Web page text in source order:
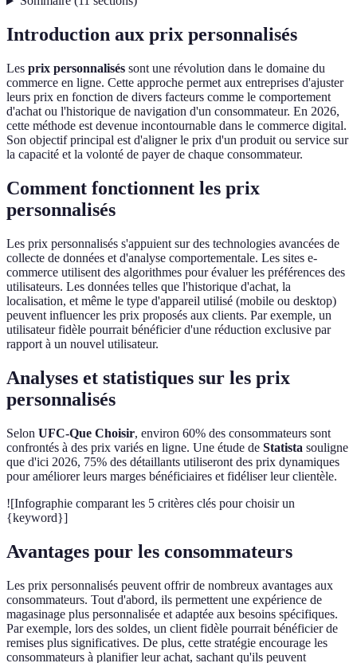
Introduction aux prix personnalisés
Les prix personnalisés sont une révolution dans le domaine du
commerce en ligne. Cette approche permet aux entreprises d'ajuster
leurs prix en fonction de divers facteurs comme le comportement
d'achat ou l'historique de navigation d'un consommateur. En 2026,
cette méthode est devenue incontournable dans le commerce digital.
Son objectif principal est d'aligner le prix d'un produit ou service sur
la capacité et la volonté de payer de chaque consommateur.
Comment fonctionnent les prix
personnalisés
Les prix personnalisés s'appuient sur des technologies avancées de
collecte de données et d'analyse comportementale. Les sites e-
commerce utilisent des algorithmes pour évaluer les préférences des
utilisateurs. Les données telles que l'historique d'achat, la
localisation, et même le type d'appareil utilisé (mobile ou desktop)
peuvent influencer les prix proposés aux clients. Par exemple, un
utilisateur fidèle pourrait bénéficier d'une réduction exclusive par
rapport à un nouvel utilisateur.
Analyses et statistiques sur les prix
personnalisés
Selon UFC-Que Choisir, environ 60% des consommateurs sont
confrontés à des prix variés en ligne. Une étude de Statista souligne
que d'ici 2026, 75% des détaillants utiliseront des prix dynamiques
pour améliorer leurs marges bénéficiaires et fidéliser leur clientèle.
![Infographie comparant les 5 critères clés pour choisir un
{keyword}]
Avantages pour les consommateurs
Les prix personnalisés peuvent offrir de nombreux avantages aux
consommateurs. Tout d'abord, ils permettent une expérience de
magasinage plus personnalisée et adaptée aux besoins spécifiques.
Par exemple, lors des soldes, un client fidèle pourrait bénéficier de
remises plus significatives. De plus, cette stratégie encourage les
consommateurs à planifier leur achat, sachant qu'ils peuvent